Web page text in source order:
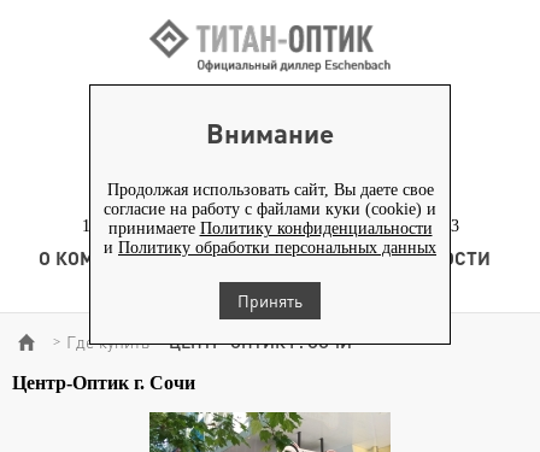
Внимание
Продолжая использовать сайт, Вы даете свое
согласие на работу с файлами куки (cookie) и
принимаете Политику конфиденциальности
и Политику обработки персональных данных
Принять
+7 (495) 653-82-70
117186, г. Москва, Севастопольский проспект, д. 23
О КОМПАНИИ ТОВАРЫ ТЕХНОЛОГИЯ
НОВОСТИ
КОНТЕНТ
> Где купить > ЦЕНТР-ОПТИК Г. СОЧИ
Центр-Оптик г. Сочи